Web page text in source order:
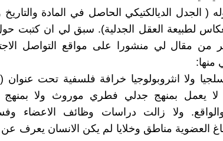
( الجدل الديالكتيكي الحاصل في المادة
لطبيعة العقل الجدلية). سبق لي ان كتبت
من مقال لي منشورا على مواقع التواصل
منها:
ولا انثروبولوجيا خرافة فلسفية تحت عنوان
لا يعمل بمنهج جدلي فطري موروث ولا
ولا زالت دراسات وظائف الاعضاء
العضوية مناطق وخلايا لم يكن الانسان يعرف عن